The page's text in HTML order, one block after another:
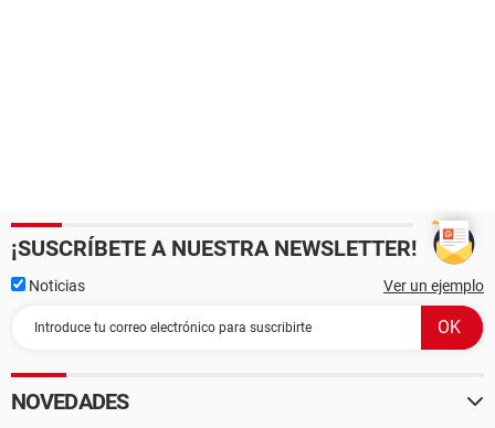
¡SUSCRÍBETE A NUESTRA NEWSLETTER!
Noticias Ver un ejemplo
NOVEDADES